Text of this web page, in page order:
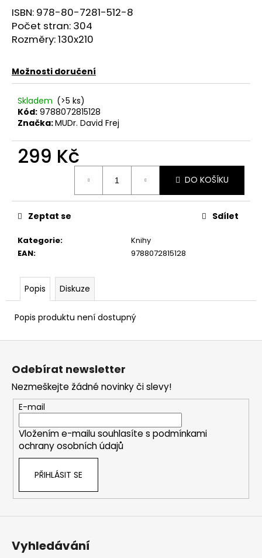
ISBN: 978-80-7281-512-8
Počet stran: 304
Rozměry:130x210
Možnosti doručení
Skladem (>5 ks)
Kód: 9788072815128
Značka:MUDr. David Frej
299 Kč
DO KOŠÍKU
Kategorie:
Knihy
EAN: 9788072815128
Zeptat se Sdílet
Popis Diskuze
Popis produktu není dostupný
99
Kč
Z
Odebírat newsletter
Nezmeškejte žádné novinky či slevy!
E-mail
Vložením e-mailu souhlasíte s podmínkami
ochrany osobních údajů
PŘIHLÁSIT SE
Vyhledávání